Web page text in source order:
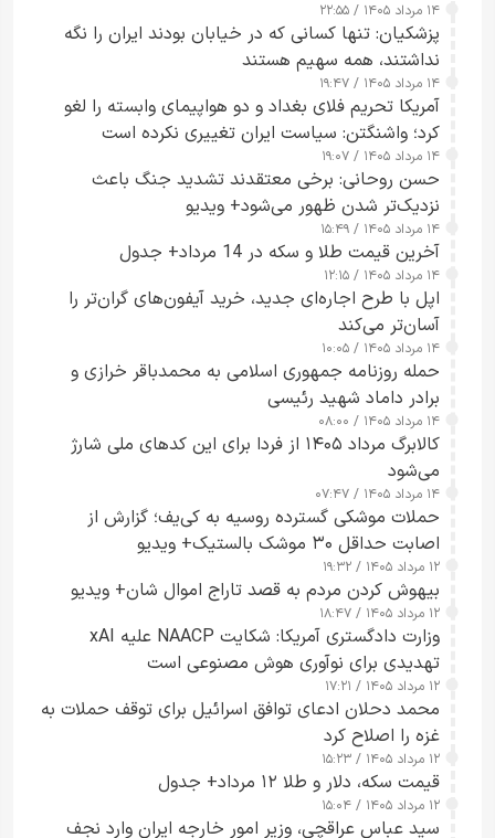
۱۴ مرداد ۱۴۰۵ / ۲۲:۵۵
پزشکیان: تنها کسانی که در خیابان بودند ایران را نگه
نداشتند، همه سهیم هستند
۱۴ مرداد ۱۴۰۵ / ۱۹:۴۷
آمریکا تحریم فلای بغداد و دو هواپیمای وابسته را لغو
کرد؛ واشنگتن: سیاست ایران تغییری نکرده است
۱۴ مرداد ۱۴۰۵ / ۱۹:۰۷
حسن روحانی: برخی معتقدند تشدید جنگ باعث
نزدیک‌تر شدن ظهور می‌شود+ ویدیو
۱۴ مرداد ۱۴۰۵ / ۱۵:۴۹
آخرین قیمت طلا و سکه در 14 مرداد+ جدول
۱۴ مرداد ۱۴۰۵ / ۱۲:۱۵
اپل با طرح اجاره‌ای جدید، خرید آیفون‌های گران‌تر را
آسان‌تر می‌کند
۱۴ مرداد ۱۴۰۵ / ۱۰:۰۵
حمله روزنامه جمهوری اسلامی به محمدباقر خرازی و
برادر داماد شهید رئیسی
۱۴ مرداد ۱۴۰۵ / ۰۸:۰۰
کالابرگ مرداد ۱۴۰۵ از فردا برای این کدهای ملی شارژ
می‌شود
۱۴ مرداد ۱۴۰۵ / ۰۷:۴۷
حملات موشکی گسترده روسیه به کی‌یف؛ گزارش از
اصابت حداقل ۳۰ موشک بالستیک+ ویدیو
۱۲ مرداد ۱۴۰۵ / ۱۹:۳۲
بیهوش کردن مردم به قصد تاراج اموال شان+ ویدیو
۱۲ مرداد ۱۴۰۵ / ۱۸:۴۷
وزارت دادگستری آمریکا: شکایت NAACP علیه xAI
تهدیدی برای نوآوری هوش مصنوعی است
۱۲ مرداد ۱۴۰۵ / ۱۷:۲۱
محمد دحلان ادعای توافق اسرائیل برای توقف حملات به
غزه را اصلاح کرد
۱۲ مرداد ۱۴۰۵ / ۱۵:۲۳
قیمت سکه، دلار و طلا ۱۲ مرداد+ جدول
۱۲ مرداد ۱۴۰۵ / ۱۵:۰۴
سید عباس عراقچی، وزیر امور خارجه ایران وارد نجف